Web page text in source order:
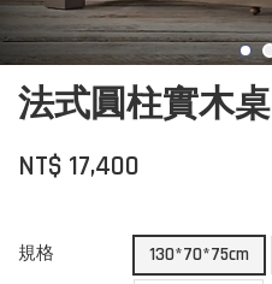
法式圓柱實木桌
NT$ 17,400
規格 130*70*75cm